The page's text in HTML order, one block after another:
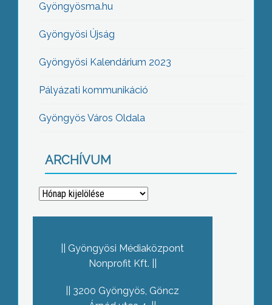
Gyöngyösma.hu
Gyöngyösi Újság
Gyöngyösi Kalendárium 2023
Pályázati kommunikáció
Gyöngyös Város Oldala
ARCHÍVUM
Archívum
Gyöngyösi Médiaközpont
Nonprofit Kft.
3200 Gyöngyös, Göncz